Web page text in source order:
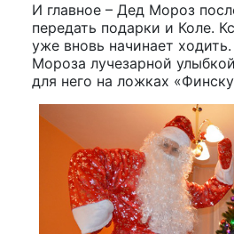
И главное – Дед Мороз
передать подарки и Коле.
уже вновь начинает
Мороза лучезарной
для него на ложках